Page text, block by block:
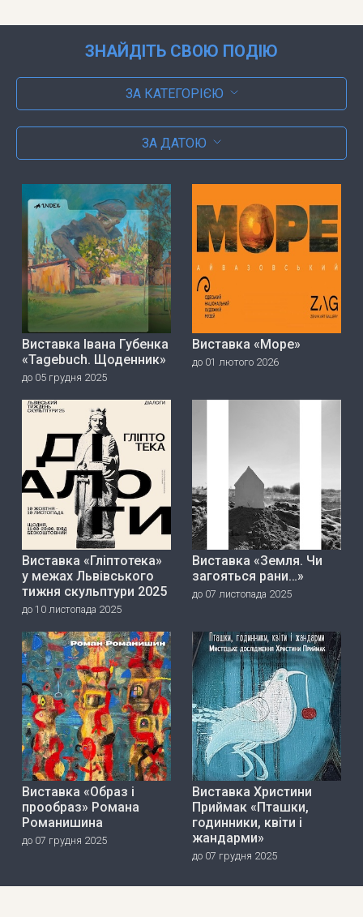
ЗНАЙДІТЬ СВОЮ ПОДІЮ
ЗА КАТЕГОРІЄЮ
ЗА ДАТОЮ
Виставка Івана Губенка
«Tagebuch. Щоденник»
до 05 грудня 2025
Виставка «Море»
до 01 лютого 2026
Виставка «Гліптотека»
у межах Львівського
тижня скульптури 2025
до 10 листопада 2025
Виставка «Земля. Чи
загояться рани…»
до 07 листопада 2025
Виставка «Образ і
прообраз» Романа
Романишина
до 07 грудня 2025
Виставка Христини
Приймак «Пташки,
годинники, квіти і
жандарми»
до 07 грудня 2025